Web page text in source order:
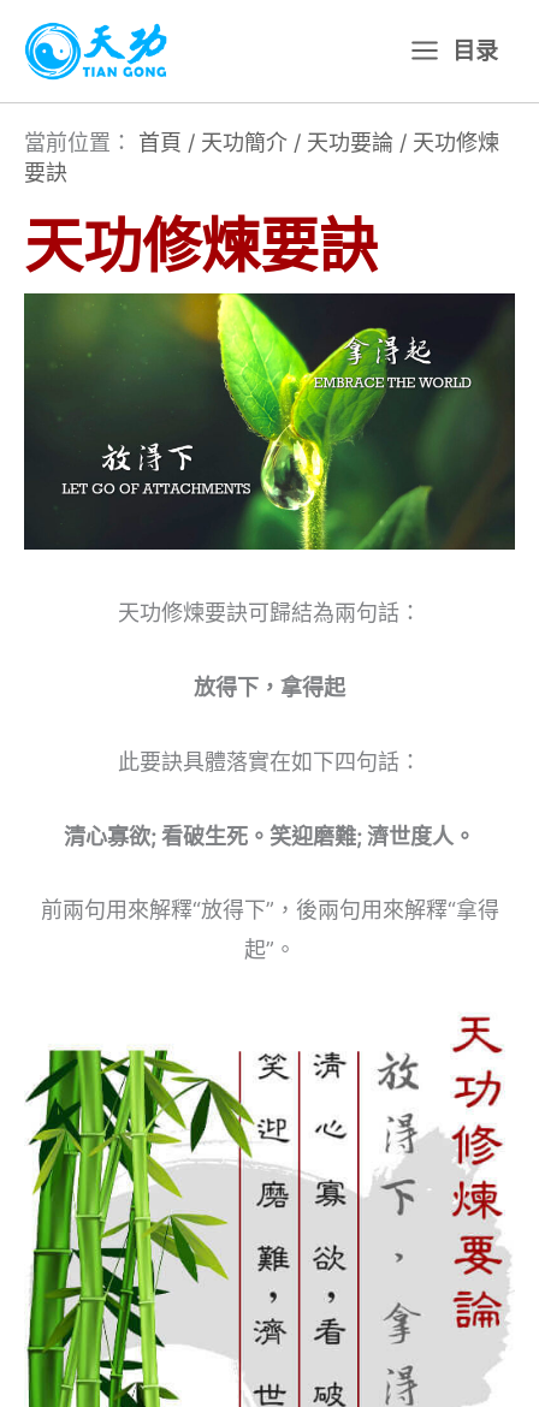
主
目录
當前位置： 首頁 / 天功簡介 / 天功要論 / 天功修煉
要訣
天功修煉要訣
天功修煉要訣可歸結為兩句話：
放得下，拿得起
此要訣具體落實在如下四句話：
清心寡欲; 看破生死。笑迎磨難; 濟世度人。
前兩句用來解釋“放得下”，後兩句用來解釋“拿得
起”。